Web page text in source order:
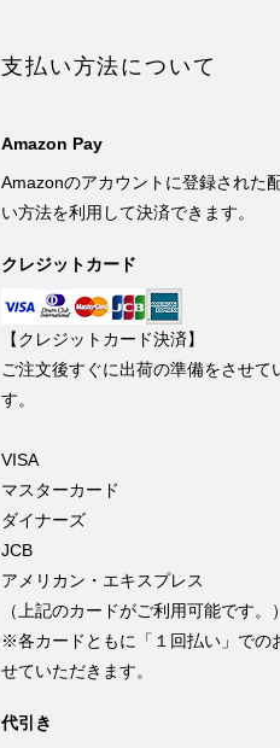
支払い方法について
Amazon Pay
Amazonのアカウントに登録された
い方法を利用して決済できます。
クレジットカード
【クレジットカード決済】
ご注文後すぐに出荷の準備をさせて
す。
VISA
マスターカード
ダイナーズ
JCB
アメリカン・エキスプレス
（上記のカードがご利用可能です。）
※各カードともに「１回払い」での
せていただきます。
代引き